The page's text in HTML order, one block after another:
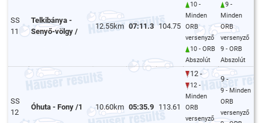
SS
11
Telkibánya -
Senyő-völgy /
12.55km 07:11.3 104.75
10 -
Minden
ORB
versenyző
10 - ORB
Abszolút
9 -
Minden
ORB
versenyző
9 - ORB
Abszolút
SS
12
Óhuta - Fony /1 10.60km 05:35.9 113.61
12 -
12 -
Minden
ORB
versenyző
9 -
9 - Minden
ORB
versenyző